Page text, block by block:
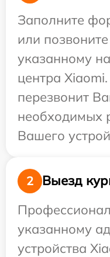
Заполните
или
указанному
центра
перезвонит
необходимых
Вашего
2
Выезд
указанному
устройства